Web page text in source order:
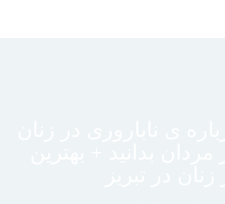
ی ناباروری در زنان